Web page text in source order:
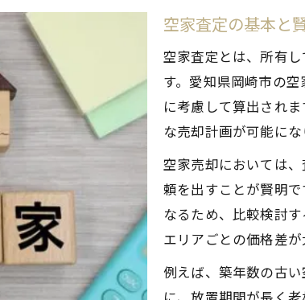
空家を守るために必要な査
空家管理と査定でできる老
空家査定を活かした活用
高価売却を望むなら査定がカギ
空家を高価売却するための
空家査定が高値売却に直
空家売却成功の秘訣は査定
空家査定で得られる高額売
岡崎市で空家を早く売る秘訣と
空家査定で岡崎市の早期売
空家査定の基本と
空家査定とは、所有
す。愛知県岡崎市の
に考慮して算出され
な売却計画が可能にな
空家売却においては
頼を出すことが賢明
なるため、比較検討
エリアごとの価格差
例えば、築年数の古